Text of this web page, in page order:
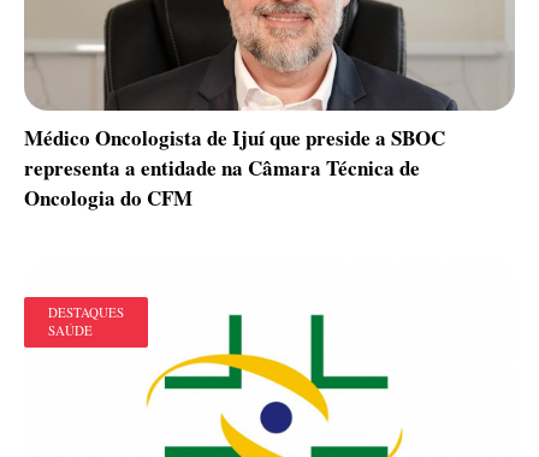
Médico Oncologista de Ijuí que preside a SBOC
representa a entidade na Câmara Técnica de
Oncologia do CFM
DESTAQUES
SAÚDE